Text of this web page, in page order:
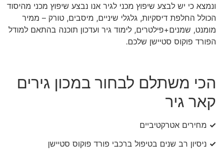
ונמצא כי יש לבצע שיפוץ מכני לגיר אנו נבצע שיפוץ מכני מהיסוד
הכולל החלפת דיסקיות, גלגלי שיניים, מיסבים, טורק – ממיר
מומנט, שמנים+פילטרים, לימוד גיר ועדכון תוכנה בהתאם למודל
הפורד פוקוס סטיישן שלכם.
הכי משתלם לבחור במכון גירים
קאר גיר
✓ מחירים אטרקטיביים
✓ ניסיון רב שנים בטיפול ברכבי פורד פוקוס סטיישן